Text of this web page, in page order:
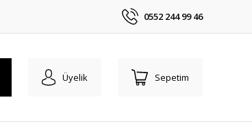
0552 244 99 46
Üyelik Sepetim